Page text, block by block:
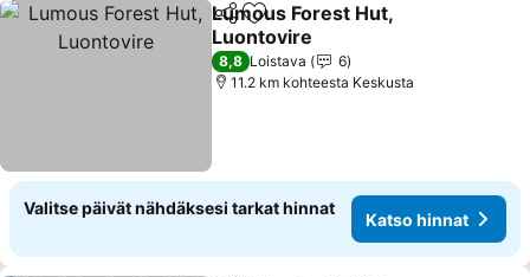
Jaa Lisää suosikkeihin
Lumous Forest Hut,
Luontovire
Katso hinnat
8,8 Loistava
6
11.2 km kohteesta Keskusta
Valitse päivät nähdäksesi tarkat hinnat
Katso hinnat